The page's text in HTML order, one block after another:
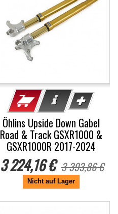
Öhlins Upside Down Gabel
Road & Track GSXR1000 &
GSXR1000R 2017-2024
3 224,16 € 3 393,86 €
Nicht auf Lager